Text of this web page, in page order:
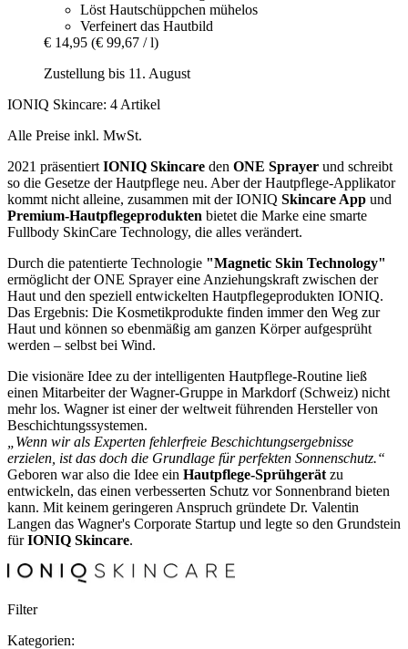
Löst Hautschüppchen mühelos
Verfeinert das Hautbild
€ 14,95 (€ 99,67 / l)
Zustellung bis 11. August
IONIQ Skincare: 4 Artikel
Alle Preise inkl. MwSt.
2021 präsentiert IONIQ Skincare den ONE Sprayer und schreibt
so die Gesetze der Hautpflege neu. Aber der Hautpflege-Applikator
kommt nicht alleine, zusammen mit der IONIQ Skincare App und
Premium-Hautpflegeprodukten bietet die Marke eine smarte
Fullbody SkinCare Technology, die alles verändert.
Durch die patentierte Technologie "Magnetic Skin Technology"
ermöglicht der ONE Sprayer eine Anziehungskraft zwischen der
Haut und den speziell entwickelten Hautpflegeprodukten IONIQ.
Das Ergebnis: Die Kosmetikprodukte finden immer den Weg zur
Haut und können so ebenmäßig am ganzen Körper aufgesprüht
werden – selbst bei Wind.
Die visionäre Idee zu der intelligenten Hautpflege-Routine ließ
einen Mitarbeiter der Wagner-Gruppe in Markdorf (Schweiz) nicht
mehr los. Wagner ist einer der weltweit führenden Hersteller von
Beschichtungssystemen.
„Wenn wir als Experten fehlerfreie Beschichtungsergebnisse
erzielen, ist das doch die Grundlage für perfekten Sonnenschutz.“
Geboren war also die Idee ein Hautpflege-Sprühgerät zu
entwickeln, das einen verbesserten Schutz vor Sonnenbrand bieten
kann. Mit keinem geringeren Anspruch gründete Dr. Valentin
Langen das Wagner's Corporate Startup und legte so den Grundstein
fürIONIQ Skincare.
Filter
Kategorien: